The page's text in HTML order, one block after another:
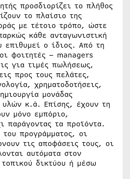
προσδιορίζει το πλήθος
το πλαίσιο της
με τέτοιο τρόπο, ώστε
κάθε ανταγωνιστική
επιθυμεί ο ίδιος. Από τη
φοιτητές – managers
για τιμές πωλήσεως,
προς τους πελάτες,
χρηματοδοτήσεις,
μονάδας
κ.ά. Επίσης, έχουν τη
μόνο εμπόριο,
παράγοντας τα προϊόντα.
του προγράμματος, οι
τις αποφάσεις τους, οι
αυτόματα στον
δικτύου ή μέσω